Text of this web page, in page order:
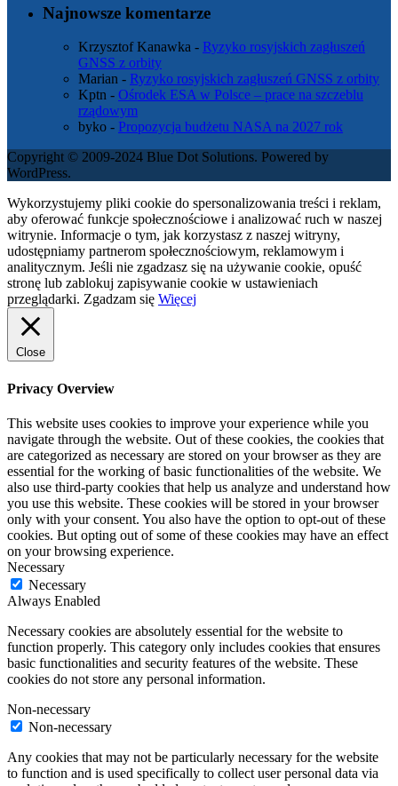
Najnowsze komentarze
Krzysztof Kanawka - Ryzyko rosyjskich zagłuszeń
GNSS z orbity
Marian - Ryzyko rosyjskich zagłuszeń GNSS z orbity
Kptn - Ośrodek ESA w Polsce – prace na szczeblu
rządowym
byko - Propozycja budżetu NASA na 2027 rok
Copyright © 2009-2024 Blue Dot Solutions. Powered by
WordPress.
Wykorzystujemy pliki cookie do spersonalizowania treści i reklam,
aby oferować funkcje społecznościowe i analizować ruch w naszej
witrynie. Informacje o tym, jak korzystasz z naszej witryny,
udostępniamy partnerom społecznościowym, reklamowym i
analitycznym. Jeśli nie zgadzasz się na używanie cookie, opuść
stronę lub zablokuj zapisywanie cookie w ustawieniach
przeglądarki. Zgadzam się Więcej
Close
Privacy Overview
This website uses cookies to improve your experience while you
navigate through the website. Out of these cookies, the cookies that
are categorized as necessary are stored on your browser as they are
essential for the working of basic functionalities of the website. We
also use third-party cookies that help us analyze and understand how
you use this website. These cookies will be stored in your browser
only with your consent. You also have the option to opt-out of these
cookies. But opting out of some of these cookies may have an effect
on your browsing experience.
Necessary
Necessary
Always Enabled
Necessary cookies are absolutely essential for the website to
function properly. This category only includes cookies that ensures
basic functionalities and security features of the website. These
cookies do not store any personal information.
Non-necessary
Non-necessary
Any cookies that may not be particularly necessary for the website
to function and is used specifically to collect user personal data via